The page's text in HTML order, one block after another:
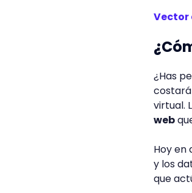
Vector
¿Has
virtual.
web
Hoy en
y los
que